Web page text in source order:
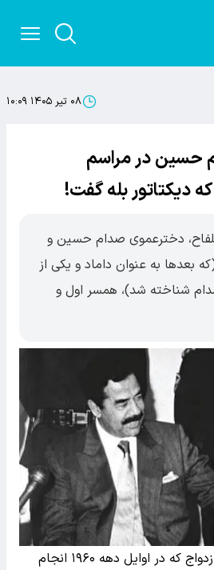
۰۸ تیر ۱۴۰۵ ۱۰:۰۹
در مراسم
دیکتاتور بله گفت!
دخترعموی صدام حسین و
بعدها به عنوان داماد و یکی از
شناخته شد)، همسر اول و
به گزارش دیروزبان، این ازدواج که در اوایل دهه ۱۹۶۰ انجام